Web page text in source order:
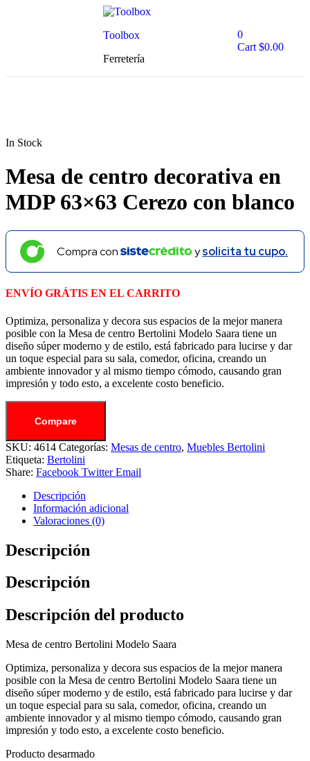
Toolbox
Ferretería
0
Cart $0.00
In Stock
Mesa de centro decorativa en
MDP 63×63 Cerezo con blanco
Compra con ysolicita tu cupo.
ENVÍO GRÁTIS EN EL CARRITO
Optimiza, personaliza y decora sus espacios de la mejor manera
posible con la Mesa de centro Bertolini Modelo Saara tiene un
diseño súper moderno y de estilo, está fabricado para lucirse y dar
un toque especial para su sala, comedor, oficina, creando un
ambiente innovador y al mismo tiempo cómodo, causando gran
impresión y todo esto, a excelente costo beneficio.
Compare
SKU: 4614 Categorías: Mesas de centro, Muebles Bertolini
Etiqueta: Bertolini
Share: Facebook Twitter Email
Descripción
Información adicional
Valoraciones (0)
Descripción
Descripción
Descripción del producto
Mesa de centro Bertolini Modelo Saara
Optimiza, personaliza y decora sus espacios de la mejor manera
posible con la Mesa de centro Bertolini Modelo Saara tiene un
diseño súper moderno y de estilo, está fabricado para lucirse y dar
un toque especial para su sala, comedor, oficina, creando un
ambiente innovador y al mismo tiempo cómodo, causando gran
impresión y todo esto, a excelente costo beneficio.
Producto desarmado